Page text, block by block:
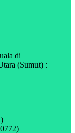
di
(Sumut) :